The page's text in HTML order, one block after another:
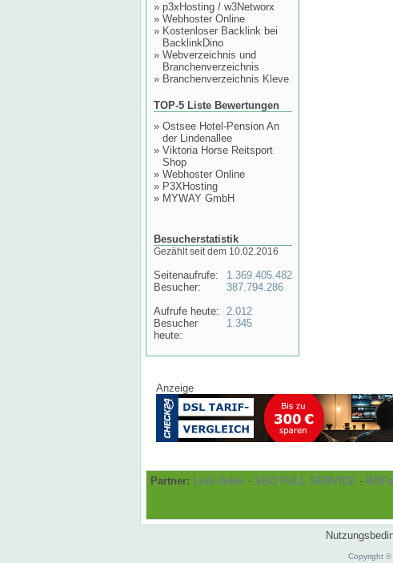
» p3xHosting / w3Networx
» Webhoster Online
» Kostenloser Backlink bei
BacklinkDino
» Webverzeichnis und
Branchenverzeichnis
» Branchenverzeichnis Kleve
TOP-5 Liste Bewertungen
» Ostsee Hotel-Pension An
der Lindenallee
» Viktoria Horse Reitsport
Shop
» Webhoster Online
» P3XHosting
» MYWAY GmbH
Besucherstatistik
Gezählt seit dem 10.02.2016
Seitenaufrufe:
Besucher:
Aufrufe heute:
Besucher
heute:
1.369.405.482
387.794.286
2.012
1.345
Anzeige
Partner: Link-Joker - SEO FULL SERVICE -
Copyright